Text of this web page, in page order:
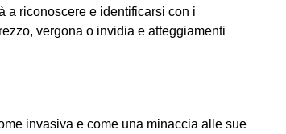
a riconoscere e identificarsi con i
vergona o invidia e atteggiamenti
invasiva e come una minaccia alle sue